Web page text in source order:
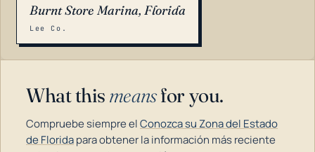
Burnt Store Marina, Florida
Lee Co.
What this meansfor you.
Compruebe siempre elConozca su Zona del Estado
de Floridapara obtener la información más reciente